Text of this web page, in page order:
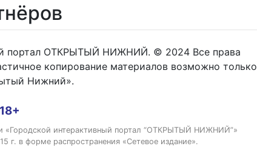
портал ОТКРЫТЫЙ НИЖНИЙ. © 2024 Все права
копирование материалов возможно только
Нижний».
18+
«Городской интерактивный портал “ОТКРЫТЫЙ НИЖНИЙ”»
г. в форме распространения «Сетевое издание».